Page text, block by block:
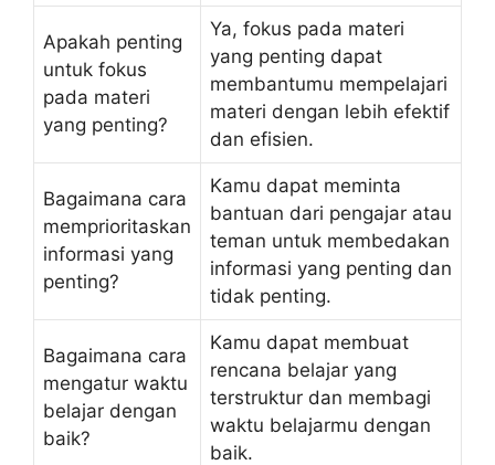
Apakah penting
untuk fokus
pada materi
yang penting?
Ya, fokus pada materi
yang penting dapat
membantumu mempelajari
materi dengan lebih efektif
dan efisien.
Bagaimana cara
memprioritaskan
informasi yang
penting?
Kamu dapat meminta
bantuan dari pengajar atau
teman untuk membedakan
informasi yang penting dan
tidak penting.
Bagaimana cara
mengatur waktu
belajar dengan
baik?
Kamu dapat membuat
rencana belajar yang
terstruktur dan membagi
waktu belajarmu dengan
baik.